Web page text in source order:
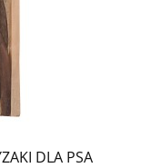
DLA PSA